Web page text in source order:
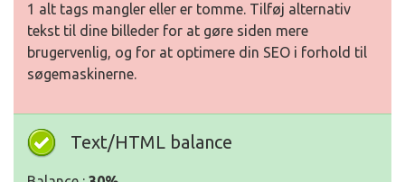
1 alt tags mangler eller er tomme. Tilføj alternativ
tekst til dine billeder for at gøre siden mere
brugervenlig, og for at optimere din SEO i forhold til
søgemaskinerne.
Text/HTML balance